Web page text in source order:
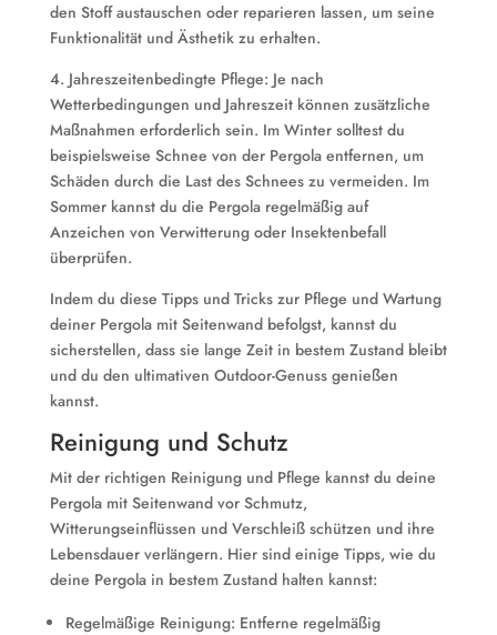
den Stoff austauschen oder reparieren lassen, um seine
Funktionalität und Ästhetik zu erhalten.
4. Jahreszeitenbedingte Pflege: Je nach
Wetterbedingungen und Jahreszeit können zusätzliche
Maßnahmen erforderlich sein. Im Winter solltest du
beispielsweise Schnee von der Pergola entfernen, um
Schäden durch die Last des Schnees zu vermeiden. Im
Sommer kannst du die Pergola regelmäßig auf
Anzeichen von Verwitterung oder Insektenbefall
überprüfen.
Indem du diese Tipps und Tricks zur Pflege und Wartung
deiner Pergola mit Seitenwand befolgst, kannst du
sicherstellen, dass sie lange Zeit in bestem Zustand bleibt
und du den ultimativen Outdoor-Genuss genießen
kannst.
Reinigung und Schutz
Mit der richtigen Reinigung und Pflege kannst du deine
Pergola mit Seitenwand vor Schmutz,
Witterungseinflüssen und Verschleiß schützen und ihre
Lebensdauer verlängern. Hier sind einige Tipps, wie du
deine Pergola in bestem Zustand halten kannst:
Regelmäßige Reinigung: Entferne regelmäßig